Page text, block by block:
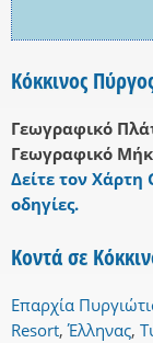
Κόκκινος
Γεωγραφικό
Γεωγραφικό
Δείτε τον Χάρτη
οδηγίες.
Κοντά σε
Επαρχία
Resort,Έλληνας,